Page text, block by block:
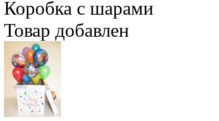
Коробка с шарами
Товар добавлен